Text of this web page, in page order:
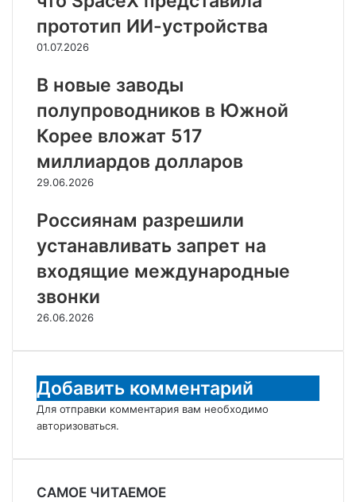
прототип ИИ-устройства
01.07.2026
В новые заводы
полупроводников в Южной
Корее вложат 517
миллиардов долларов
29.06.2026
Россиянам разрешили
устанавливать запрет на
входящие международные
звонки
26.06.2026
Добавить комментарий
Для отправки комментария вам необходимо
авторизоваться.
САМОЕ ЧИТАЕМОЕ